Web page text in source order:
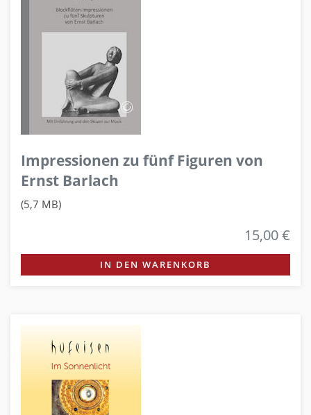
Impressionen zu fünf Figuren von
Ernst Barlach
(5,7 MB)
15,00 €
IN DEN WARENKORB